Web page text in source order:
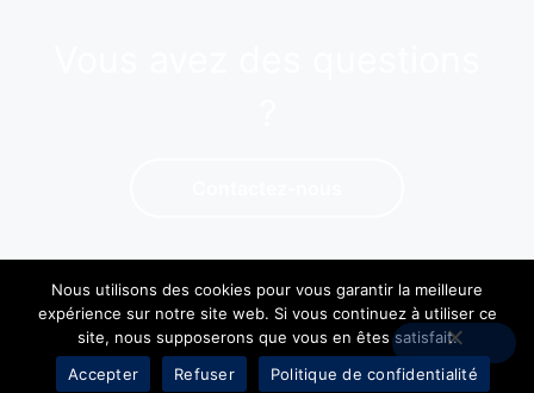
Nous utilisons des cookies pour vous garantir la meilleure
expérience sur notre site web. Si vous continuez à utiliser ce
site, nous supposerons que vous en êtes satisfait.
Accepter
Refuser Politique de confidentialité